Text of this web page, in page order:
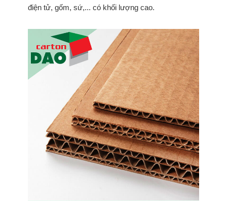
điện tử, gốm, sứ,... có khối lượng cao.